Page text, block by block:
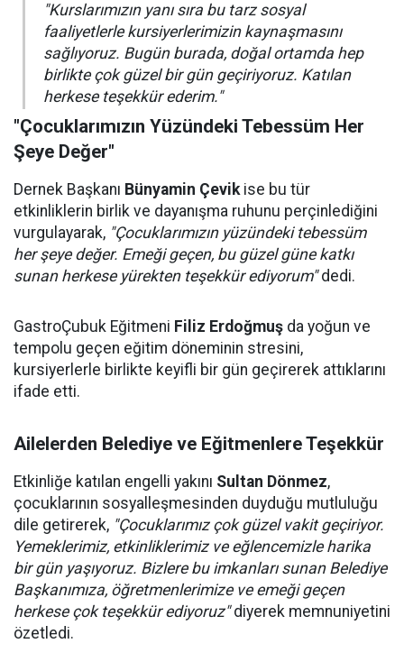
"Kurslarımızın yanı sıra bu tarz sosyal
faaliyetlerle kursiyerlerimizin kaynaşmasını
sağlıyoruz. Bugün burada, doğal ortamda hep
birlikte çok güzel bir gün geçiriyoruz. Katılan
herkese teşekkür ederim."
"Çocuklarımızın Yüzündeki Tebessüm Her
Şeye Değer"
Dernek Başkanı Bünyamin Çevikise bu tür
etkinliklerin birlik ve dayanışma ruhunu perçinlediğini
vurgulayarak, "Çocuklarımızın yüzündeki tebessüm
her şeye değer. Emeği geçen, bu güzel güne katkı
sunan herkese yürekten teşekkür ediyorum"dedi.
GastroÇubuk Eğitmeni Filiz Erdoğmuş da yoğun ve
tempolu geçen eğitim döneminin stresini,
kursiyerlerle birlikte keyifli bir gün geçirerek attıklarını
ifade etti.
Ailelerden Belediye ve Eğitmenlere Teşekkür
Etkinliğe katılan engelli yakını Sultan Dönmez,
çocuklarının sosyalleşmesinden duyduğu mutluluğu
dile getirerek, "Çocuklarımız çok güzel vakit geçiriyor.
Yemeklerimiz, etkinliklerimiz ve eğlencemizle harika
bir gün yaşıyoruz. Bizlere bu imkanları sunan Belediye
Başkanımıza, öğretmenlerimize ve emeği geçen
herkese çok teşekkür ediyoruz"diyerek memnuniyetini
özetledi.